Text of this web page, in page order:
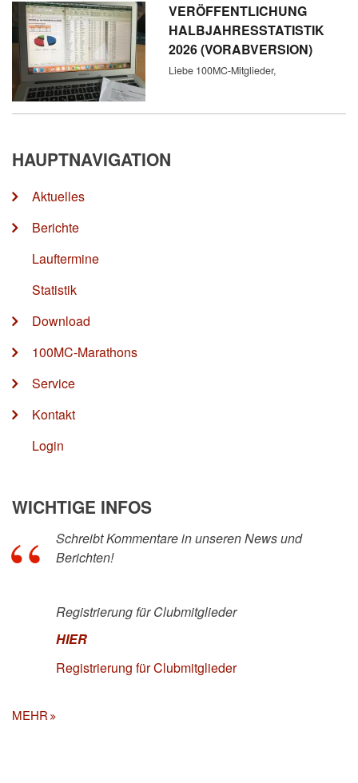
VERÖFFENTLICHUNG
HALBJAHRESSTATISTIK
2026 (VORABVERSION)
Liebe 100MC-Mitglieder,
HAUPTNAVIGATION
Aktuelles
Berichte
Lauftermine
Statistik
Download
100MC-Marathons
Service
Kontakt
Login
WICHTIGE INFOS
Schreibt Kommentare in unseren News und
Berichten!
Registrierung für Clubmitglieder
HIER
Registrierung für Clubmitglieder
MEHR